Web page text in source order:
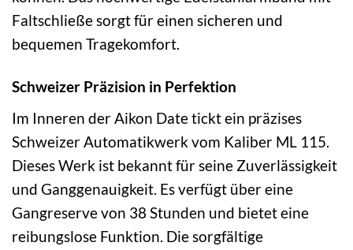
Faltschließe sorgt für einen sicheren und
bequemen Tragekomfort.
Schweizer Präzision in Perfektion
Im Inneren der Aikon Date tickt ein präzises
Schweizer Automatikwerk vom Kaliber ML 115.
Dieses Werk ist bekannt für seine Zuverlässigkeit
und Ganggenauigkeit. Es verfügt über eine
Gangreserve von 38 Stunden und bietet eine
reibungslose Funktion. Die sorgfältige